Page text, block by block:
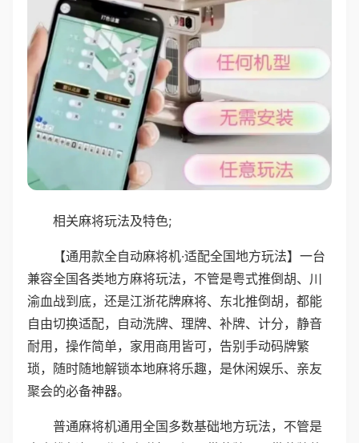
相关麻将玩法及特色;
【通用款全自动麻将机·适配全国地方玩法】一台
兼容全国各类地方麻将玩法，不管是粤式推倒胡、川
渝血战到底，还是江浙花牌麻将、东北推倒胡，都能
自由切换适配，自动洗牌、理牌、补牌、计分，静音
耐用，操作简单，家用商用皆可，告别手动码牌繁
琐，随时随地解锁本地麻将乐趣，是休闲娱乐、亲友
聚会的必备神器。
普通麻将机通用全国多数基础地方玩法，不管是